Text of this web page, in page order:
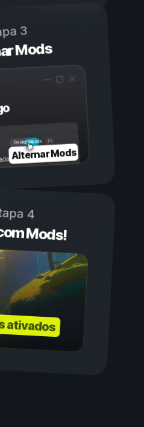
3
Mods
Ligada
Desligada
Alternar Mods
4
Mods!
ativados